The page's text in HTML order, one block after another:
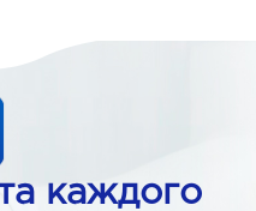
каждого